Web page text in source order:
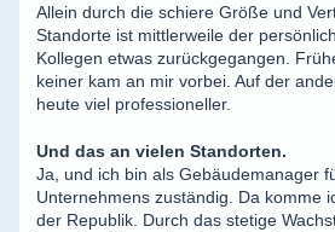
Allein durch die schiere Größe und
Standorte ist mittlerweile der
Kollegen etwas zurückgegangen.
keiner kam an mir vorbei. Auf der
heute viel professioneller.
Und das an vielen Standorten.
Ja, und ich bin als Gebäudemanager
Unternehmens zuständig. Da komme
der Republik. Durch das stetige